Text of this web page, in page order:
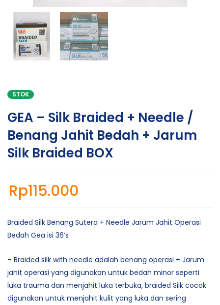
STOK
GEA – Silk Braided + Needle /
Benang Jahit Bedah + Jarum
Silk Braided BOX
Rp115.000
Braided Silk Benang Sutera + Needle Jarum Jahit Operasi
Bedah Gea isi 36’s
– Braided silk with needle adalah benang operasi + Jarum
jahit operasi yang digunakan untuk bedah minor seperti
luka trauma dan menjahit luka terbuka, braided Silk cocok
digunakan untuk menjahit kulit yang luka dan sering